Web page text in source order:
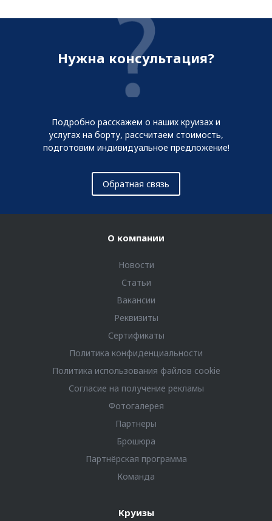
Нужна консультация?
Подробно расскажем о наших круизах и
услугах на борту, рассчитаем стоимость,
подготовим индивидуальное предложение!
Обратная связь
О компании
Новости
Статьи
Вакансии
Реквизиты
Сертификаты
Политика конфиденциальности
Политика использования файлов cookie
Согласие на получение рекламы
Фотогалерея
Партнеры
Брошюра
Партнёрская программа
Команда
Круизы